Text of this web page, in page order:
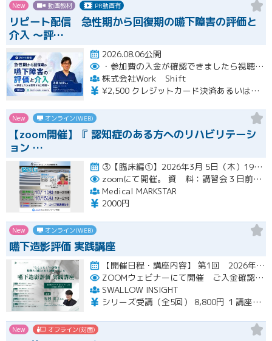
New 動画教材 PR動画有
リピート配信 急性期から回復期の嚥下障害の評価と
介入 〜評…
2026.08.06公開
・参加費の入金が確認できましたら視聴用URLとパスワードおよび資料をお申込みいただきましたメールアドレスに送付します。
株式会社Work Shift
¥2,500 クレジットカード決済あるいは銀行振込となります。
New オンライン(WEB)
【zoom開催】『 認知症のある方へのリハビリテーシ
ョン …
③【臨床編①】2026年3月 5日（木）19:00〜21:00（アーカイブ配信１ヶ月間） ④【臨床編②】2026年…開催
zoomにて開催。
資 料：講習会３日前までに、PDFデータまたはGoogleドライブにてお送りいたします。
Medical MARKSTAR
2000円
New オンライン(WEB)
嚥下造影評価 実践講座
【開催日程・講座内容】 第1回 2026年10月31日（土）19：00～20：30（見逃し配信視聴期間：2026…開催
ZOOMウェビナーにて開催 ご入金確認後メールにてURLをお知らせいたします
SWALLOW INSIGHT
シリーズ受講（全5回） 8,800円 １講座ごと 2,200円
New オフライン(対面)